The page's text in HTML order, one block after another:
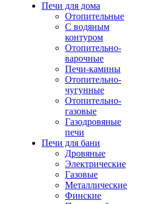
Печи для дома
Отопительные
C водяным
контуром
Отопительно-
варочные
Печи-камины
Отопительно-
чугунные
Отопительно-
газовые
Газодровяные
печи
Печи для бани
Дровяные
Электрические
Газовые
Металлические
Финские